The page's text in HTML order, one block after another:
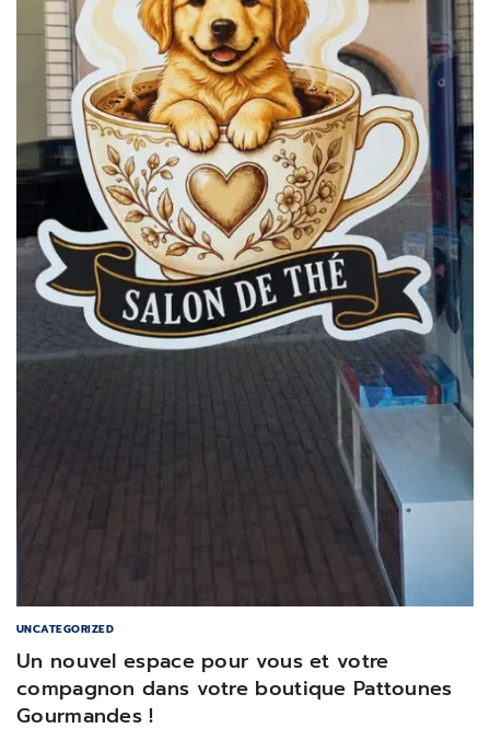
UNCATEGORIZED
Un nouvel espace pour vous et votre
compagnon dans votre boutique Pattounes
Gourmandes !